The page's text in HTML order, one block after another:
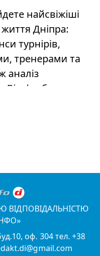
найсвіжіші
Дніпра:
турнірів,
тренерами та
аналіз
Від футболу до
Дніпра.
аматорський
на
аренах.
з перевіреними
щоб ви могли
оф. 304 тел. +38